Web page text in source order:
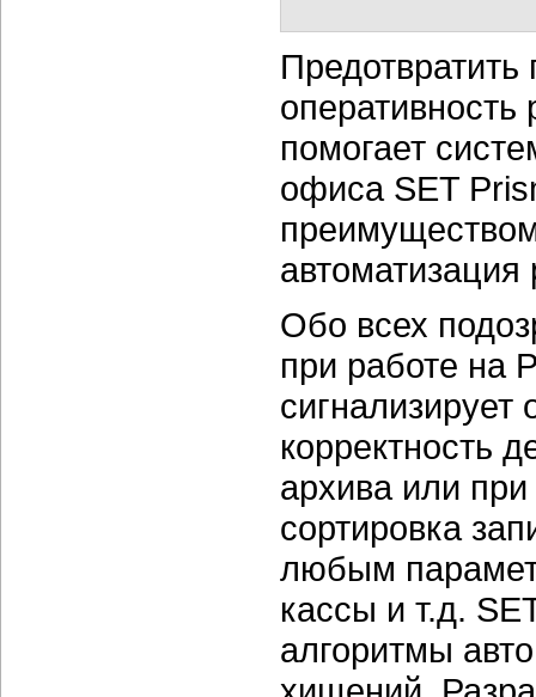
Предотвратить
помогает
офиса SET
Обо всех
при работе на
сигнализирует
корректность
архива или
сортировка
любым
кассы и т.д.
алгоритмы